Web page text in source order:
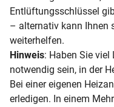
Entlüftungsschlüssel
– alternativ kann Ihnen
weiterhelfen.
Hinweis: Haben Sie
notwendig sein, in der
Bei einer eigenen
erledigen. In einem